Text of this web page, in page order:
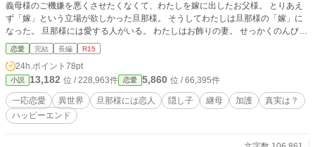
義母様のご機嫌を悪くさせたくなくて、わたしを嫁に出したお父様。 とりあえ
ず「嫁」という立場が欲しかった旦那様。 そうしてわたしは旦那様の「嫁」に
なった。 旦那様には愛する人がいる。 わたしはお飾りの妻。 せっかくのんびり
暮らすのだから、好きなことだけさせてもらいますね。
恋愛 完結 長編 R15
24h.ポイント 78pt
小説 13,182 位 / 228,963件 恋愛 5,860 位 / 66,395件
一応恋愛 異世界 旦那様には恋人 隠し子 継母 加護
真実は？
ハッピーエンド